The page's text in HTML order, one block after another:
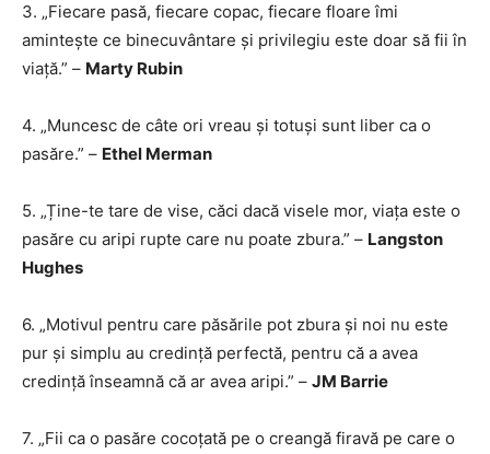
3. „Fiecare pasă, fiecare copac, fiecare floare îmi
amintește ce binecuvântare și privilegiu este doar să fii în
viață.” – Marty Rubin
4. „Muncesc de câte ori vreau și totuși sunt liber ca o
pasăre.” – Ethel Merman
5. „Ține-te tare de vise, căci dacă visele mor, viața este o
pasăre cu aripi rupte care nu poate zbura.” – Langston
Hughes
6. „Motivul pentru care păsările pot zbura și noi nu este
pur și simplu au credință perfectă, pentru că a avea
credință înseamnă că ar avea aripi.” – JM Barrie
7. „Fii ca o pasăre cocoțată pe o creangă firavă pe care o